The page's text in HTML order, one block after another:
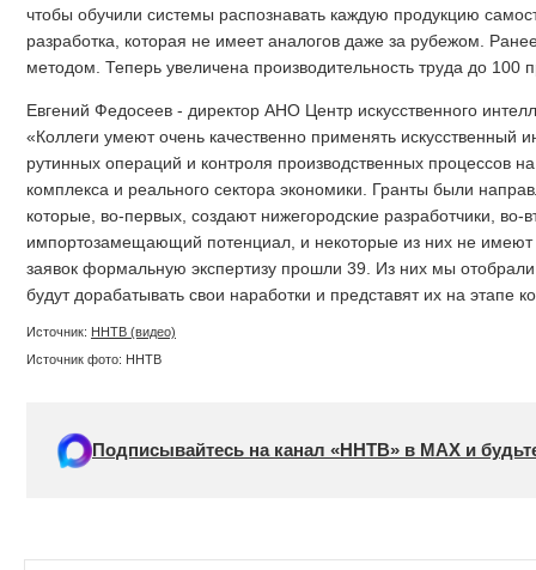
чтобы обучили системы распознавать каждую продукцию
разработка, которая не имеет аналогов даже за рубежом.
методом. Теперь увеличена производительность труда до 100
Евгений Федосеев - директор АНО Центр искусственного
«Коллеги умеют очень качественно применять искусственный
рутинных операций и контроля производственных процессов
комплекса и реального сектора экономики. Гранты были
которые, во-первых, создают нижегородские разработчики,
импортозамещающий потенциал, и некоторые из них не имеют
заявок формальную экспертизу прошли 39. Из них мы
будут дорабатывать свои наработки и представят их на этапе
Источник: ННТВ (видео)
Источник фото: ННТВ
Подписывайтесь на канал «ННТВ» в МАХ и